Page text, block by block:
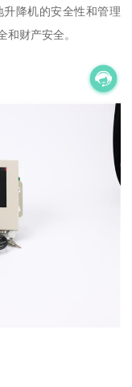
降机的安全性和管理
财产安全。